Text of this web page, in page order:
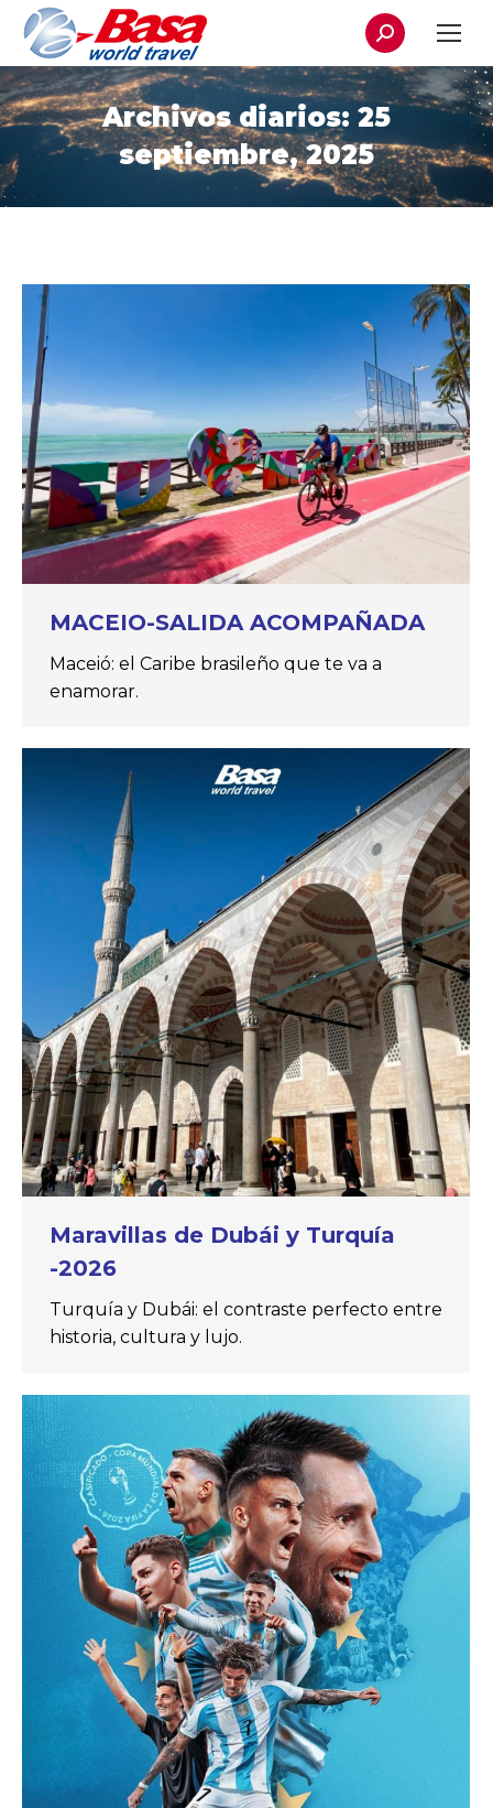
Buscar:
Archivos diarios: 25
septiembre, 2025
MACEIO-SALIDA ACOMPAÑADA
Maceió: el Caribe brasileño que te va a
enamorar.
Maravillas de Dubái y Turquía
-2026
Turquía y Dubái: el contraste perfecto entre
historia, cultura y lujo.